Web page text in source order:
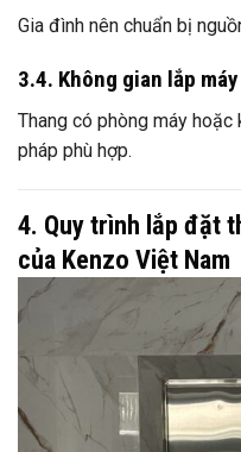
Gia đình nên chuẩn bị
3.4. Không gian lắp
Thang có phòng máy
pháp phù hợp.
4. Quy trình lắp đặt
của Kenzo Việt Nam